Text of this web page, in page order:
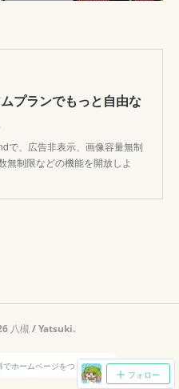
プランでもっと自由な
で、広告非表示、画像容量無制
無制限などの機能を開放しよ
フォロー
八槻 / Yatsuki.
でホームページをつくろう